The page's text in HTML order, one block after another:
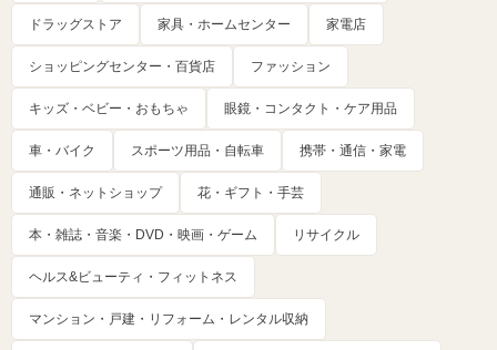
ドラッグストア 家具・ホームセンター 家電店
ショッピングセンター・百貨店 ファッション
キッズ・ベビー・おもちゃ 眼鏡・コンタクト・ケア用品
車・バイク スポーツ用品・自転車 携帯・通信・家電
通販・ネットショップ 花・ギフト・手芸
本・雑誌・音楽・DVD・映画・ゲーム リサイクル
ヘルス&ビューティ・フィットネス
マンション・戸建・リフォーム・レンタル収納